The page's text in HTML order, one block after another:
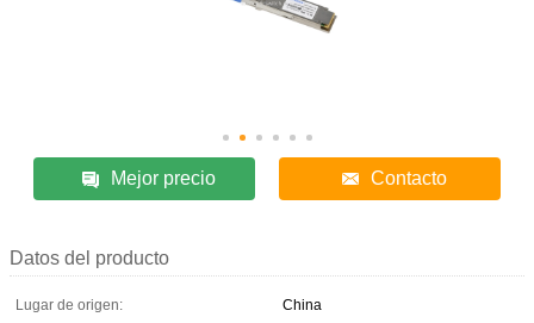
Mejor precio Contacto
Datos del producto
Lugar de origen:
China